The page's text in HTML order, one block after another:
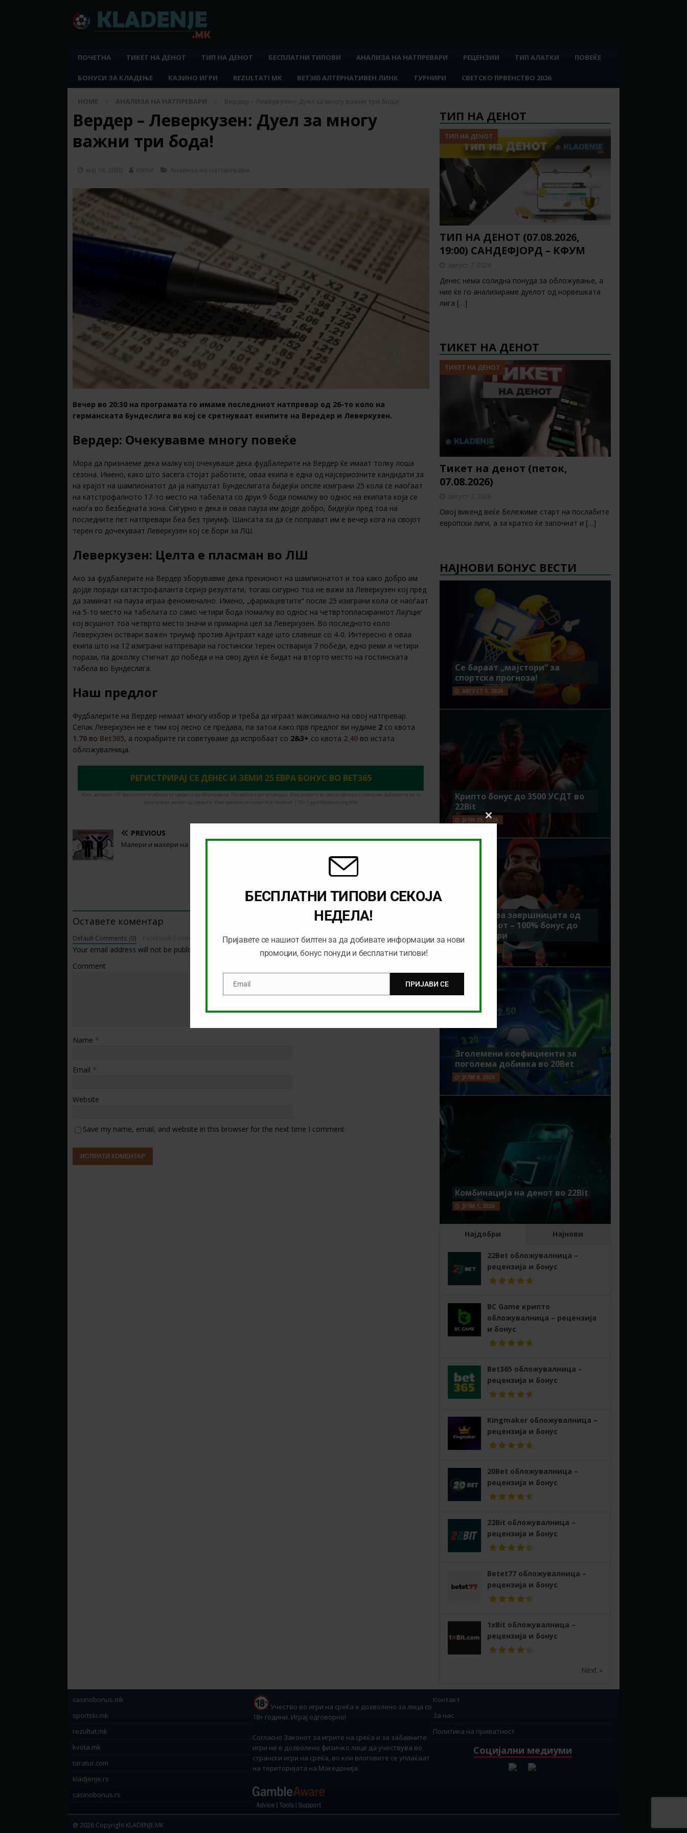
ПОЧЕТНА ТИКЕТ НА ДЕНОТ ТИП НА ДЕНОТ БЕСПЛАТНИ ТИПОВИ АНАЛИЗА НА НАТПРЕВАРИ РЕЦЕНЗИИ ТИП АЛАТКИ ПОВЕЌЕ
БОНУСИ ЗА КЛАДЕЊЕ КАЗИНО ИГРИ REZULTATI MK BET365 АЛТЕРНАТИВЕН ЛИНК ТУРНИРИ СВЕТСКО ПРВЕНСТВО 2026
HOME АНАЛИЗА НА НАТПРЕВАРИ Вердер – Леверкузен: Дуел за многу важни три бода!
Вердер – Леверкузен: Дуел за многу
важни три бода!
мај 18, 2020 Viktor Анализа на натпревари
Вечер во 20:30 на програмата го имаме последниот натпревар од 26-то коло на
германската Бундеслига во кој се сретнуваат екипите на Вередер и Леверкузен.
Вердер: Очекувавме многу повеќе
Мора да признаеме дека малку кој очекуваше дека фудбалерите на Вердер ќе имаат толку лоша
сезона. Имено, како што засега стојат работите, оваа екипа е една од најсериозните кандидати за
на крајот на шампионатот да ја напуштат Бундеслигата бидејќи опсле изиграни 25 кола се наоѓаат
на катстрофалното 17-то место на табелата со друи 9 бода помалку во однос на екипата која се
наоѓа во безбедната зона. Сигурно е дека и оваа пауза им дојде добро, бидејќи пред тоа на
последните пет натпревари беа без триумф. Шансата за да се поправат им е вечер кога на својот
терен го дочекуваат Леверкузен кој се бори за ЛШ.
Леверкузен: Целта е пласман во ЛШ
Ако за фудбалерите на Вердер зборувавме дека прекионот на шампионатот и тоа како добро им
дојде поради катастрофаланта серијз резултати, тогаш сигурно тоа не важи за Леверкузен кој пред
да заминат на пауза играа феноменално. Имено, „фармацевтите“ после 25 изиграни кола се наоѓаат
на 5-то место на табелата со само четири бода помалку во однос на четвртопласираниот Лајпциг
кој всушнот тоа четврто место значи и примарна цел за Леверкузен. Во последното коло
Леверкузен оствари важен триумф против Ајнтрахт каде што славеше со 4-0. Интересно е оваа
екипа што на 12 изиграни натпревари на гостински терен остварија 7 победи, едно реми и четири
порази, па доколку стигнат до победа и на овој дуел ќе бидат на вторто место на гостинската
табела во Бундеслига.
Наш предлог
Фудбалерите на Вердер немаат многу избор и треба да играат максимално на овој натпревар.
Сепак Леверкузен не е тим кој лесно се предава, па затоа како прв предлог ви нудиме 2 со квота
1.70 во Bet365, а похрабрите ги советуваме да испробаат со 2&3+ со квота 2.40 во истата
обложувалница.
РЕГИСТРИРАЈ СЕ ДЕНЕС И ЗЕМИ 25 ЕВРА БОНУС ВО BET365
Мин. депозит: €5. Бесплатните облози се кредити за обложување. Потребна е регистрација. Има лимити за квоти, облози и плаќање. Добивките не го
вклучуваат влогот од кредити. Има временски лимити и правила. | 18+ | gambleaware.org #Ad
PREVIOUS
Малери и махери на колото
коронавирусот: Еве кога
започнуваат фудбалските лиги!
Оставете коментар
Default Comments (0)
Your email address will not be published.
Comment
Name *
Email *
Website
Save my name, email, and website in this browser for the next time I comment.
ТИП НА ДЕНОТ
ТИП НА ДЕНОТ
ТИП НА ДЕНОТ (07.08.2026,
19:00) САНДЕФЈОРД – КФУМ
август 7, 2026
Денес нема солидна понуда за обложување, а
ние ќе го анализираме дуелот од норвешката
лига […]
ТИКЕТ НА ДЕНОТ
ТИКЕТ НА ДЕНОТ
Тикет на денот (петок,
07.08.2026)
август 7, 2026
Овој викенд веќе бележиме старт на послабите
европски лиги, а за кратко ќе започнат и […]
НАЈНОВИ БОНУС ВЕСТИ
Се бараат „мајстори“ за
спортска прогноза!
АВГУСТ 5, 2026
Крипто бонус до 3500 УСДТ во
22Bit
ЈУЛИ 29, 2026
Идеално за завршницата од
Мундијалот – 100% бонус до
7500 денари
ЈУЛИ 15, 2026
Зголемени коефициенти за
поголема добивка во 20Bet
ЈУЛИ 8, 2026
Комбинација на денот во 22Bit
ЈУЛИ 1, 2026
Најдобри Најнови
22Bet обложувалница –
рецензија и бонус
BC Game крипто
обложувалница – рецензија
и бонус
Bet365 обложувалница –
рецензија и бонус
Kingmaker обложувалница –
рецензија и бонус
20Bet обложувалница –
рецензија и бонус
22Bit обложувалница –
рецензија и бонус
Betet77 обложувалница –
рецензија и бонус
1xBit обложувалница –
рецензија и бонус
Next »
casinobonus.mk
sportski.mk
rezultat.mk
kvota.mk
taratur.com
kladjenje.rs
casinobonus.rs
Учество во игри на среќа е дозволено за лица со
18+ години. Играј одговорно!
Согласно Законот за игрите на среќа и за забавните
игри не е дозволено физичко лице да учествува во
странски игри на среќа, во кои влоговите се уплаќаат
на територијата на Македонија.
Контакт
За нас
Политика на приватност
Социјални медиуми
@ 2026 Copyright KLADENJE.MK
Close
module
БЕСПЛАТНИ ТИПОВИ СЕКОЈА
НЕДЕЛА!
Пријавете се нашиот билтен за да добивате информации за нови
промоции, бонус понуди и бесплатни типови!
EmailEmail ПРИЈАВИ СЕ